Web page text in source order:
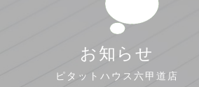
お知らせ
ピタットハウス六甲道店